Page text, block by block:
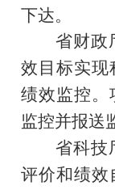
下达。
省财政
效目标实现
绩效监控。
监控并报送
省科技
评价和绩效